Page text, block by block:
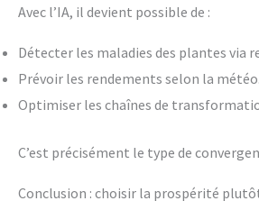
Avec l’IA, il devient possible de :
Détecter les maladies des plantes via
Prévoir les rendements selon la météo.
Optimiser les chaînes de
C’est précisément le type de
Conclusion : choisir la prospérité